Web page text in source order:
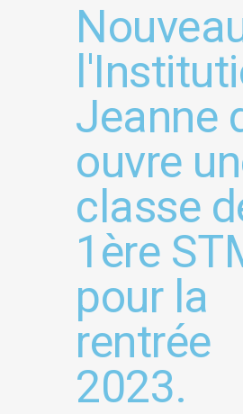
Jeanne
ouvre
classe
1ère
pour la
rentrée
2023.